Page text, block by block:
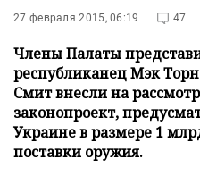
27 февраля 2015, 06:19 47
Члены Палаты
республиканец Мэк
Смит внесли на
законопроект,
Украине в размере 1
поставки оружия.